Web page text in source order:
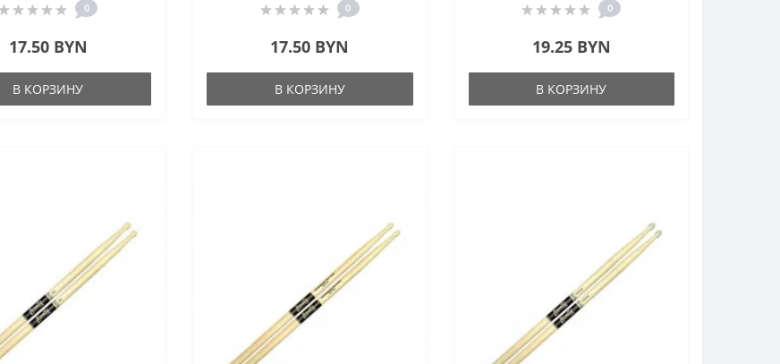
0
17.50 BYN
В КОРЗИНУ
0
17.50 BYN
В КОРЗИНУ
0
19.25 BYN
В КОРЗИНУ